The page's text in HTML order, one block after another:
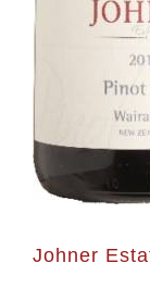
Johner